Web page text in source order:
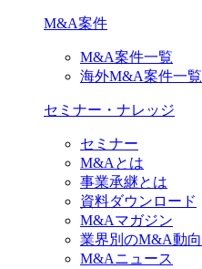
M&A案件
M&A案件一覧
海外M&A案件一覧
セミナー・ナレッジ
セミナー
M&Aとは
事業承継とは
資料ダウンロード
M&Aマガジン
業界別のM&A動向
M&Aニュース